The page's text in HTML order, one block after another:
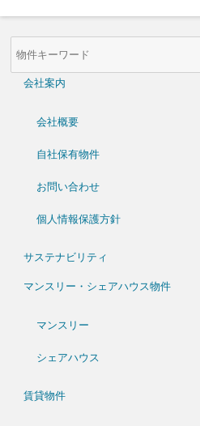
物
件
会社案内
会社概要
自社保有物件
お問い合わせ
個人情報保護方針
サステナビリティ
マンスリー・シェアハウス物件
マンスリー
シェアハウス
賃貸物件